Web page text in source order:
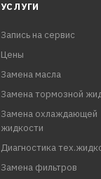
УСЛУГИ
Запись на сервис
Цены
Замена масла
Замена тормозной
Замена охлаждающей
жидкости
Диагностика
Замена фильтров